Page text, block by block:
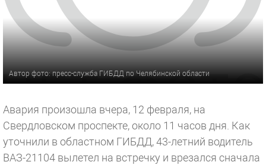
Автор фото: пресс-служба ГИБДД по Челябинской области
Авария произошла вчера, 12 февраля, на
Свердловском проспекте, около 11 часов дня. Как
уточнили в областном ГИБДД, 43-летний водитель
ВАЗ-21104 вылетел на встречку и врезался сначала